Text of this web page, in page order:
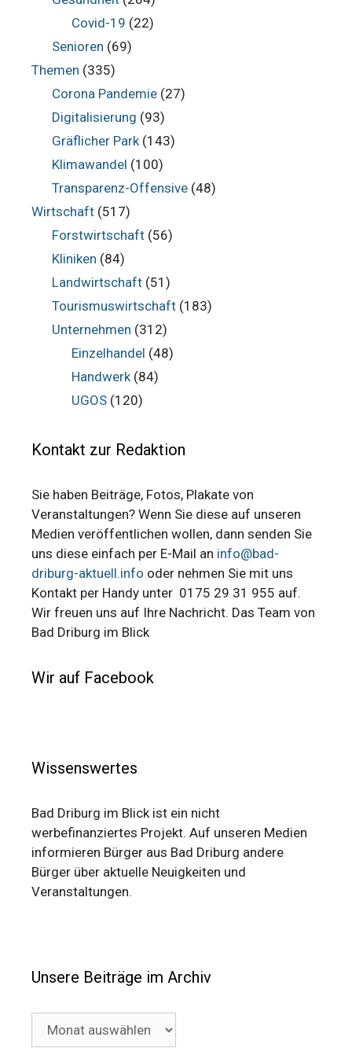
Covid-19 (22)
Senioren (69)
Themen (335)
Corona Pandemie(27)
Digitalisierung (93)
Gräflicher Park(143)
Klimawandel (100)
Transparenz-Offensive(48)
Wirtschaft (517)
Forstwirtschaft(56)
Kliniken (84)
Landwirtschaft(51)
Tourismuswirtschaft(183)
Unternehmen (312)
Einzelhandel (48)
Handwerk(84)
UGOS (120)
Kontakt zur Redaktion
Sie haben Beiträge, Fotos, Plakate von
Veranstaltungen? Wenn Sie diese auf unseren
Medien veröffentlichen wollen, dann senden Sie
uns diese einfach per E-Mail an info@bad-
driburg-aktuell.info oder nehmen Sie mit uns
Kontakt per Handy unter 0175 29 31 955 auf.
Wir freuen uns auf Ihre Nachricht. Das Team von
Bad Driburg im Blick
Wir auf Facebook
Wissenswertes
Bad Driburg im Blick ist ein nicht
werbefinanziertes Projekt. Auf unseren Medien
informieren Bürger aus Bad Driburg andere
Bürger über aktuelle Neuigkeiten und
Veranstaltungen.
Unsere Beiträge im Archiv